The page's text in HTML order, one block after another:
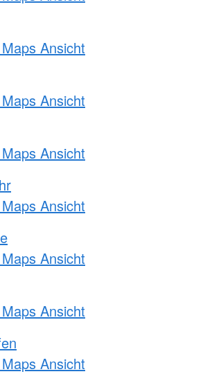
Ansicht
Ansicht
Ansicht
Ansicht
Ansicht
Ansicht
Ansicht